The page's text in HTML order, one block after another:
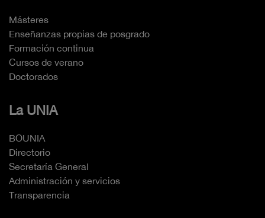
Másteres
Enseñanzas propias de posgrado
Formación continua
Cursos de verano
Doctorados
La UNIA
BOUNIA
Directorio
Secretaría General
Administración y servicios
Transparencia